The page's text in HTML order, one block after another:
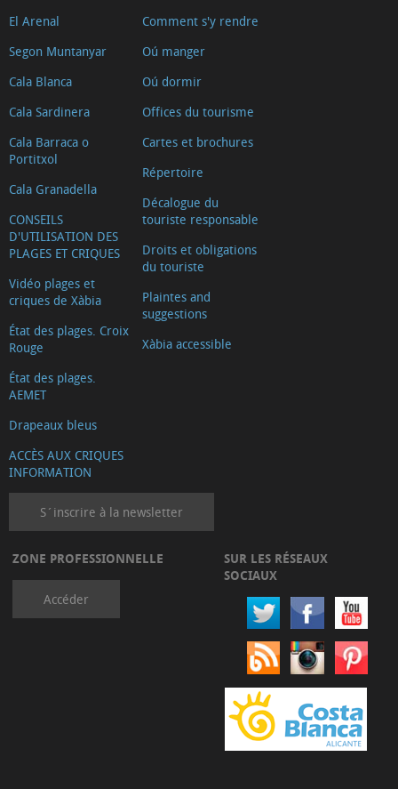
El Arenal
Segon Muntanyar
Cala Blanca
Cala Sardinera
Cala Barraca o
Portitxol
Cala Granadella
CONSEILS
D'UTILISATION DES
PLAGES ET CRIQUES
Vidéo plages et
criques de Xàbia
État des plages. Croix
Rouge
État des plages.
AEMET
Drapeaux bleus
ACCÈS AUX CRIQUES
INFORMATION
Comment s'y rendre
Oú manger
Oú dormir
Offices du tourisme
Cartes et brochures
Répertoire
Décalogue du
touriste responsable
Droits et obligations
du touriste
Plaintes and
suggestions
Xàbia accessible
S´inscrire à la newsletter
ZONE PROFESSIONNELLE
Accéder
SUR LES RÉSEAUX
SOCIAUX